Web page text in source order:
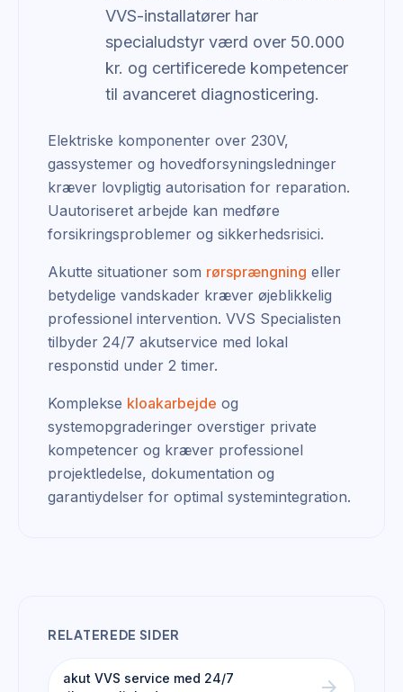
VVS-installatører har
specialudstyr værd over 50.000
kr. og certificerede kompetencer
til avanceret diagnosticering.
Elektriske komponenter over 230V,
gassystemer og hovedforsyningsledninger
kræver lovpligtig autorisation for reparation.
Uautoriseret arbejde kan medføre
forsikringsproblemer og sikkerhedsrisici.
Akutte situationer som rørsprængning eller
betydelige vandskader kræver øjeblikkelig
professionel intervention. VVS Specialisten
tilbyder 24/7 akutservice med lokal
responstid under 2 timer.
Komplekse kloakarbejde og
systemopgraderinger overstiger private
kompetencer og kræver professionel
projektledelse, dokumentation og
garantiydelser for optimal systemintegration.
RELATEREDE SIDER
akut VVS service med 24/7